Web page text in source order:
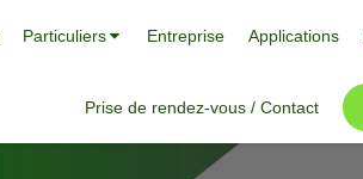
Particuliers Entreprise Applications
Prise de rendez-vous / Contact